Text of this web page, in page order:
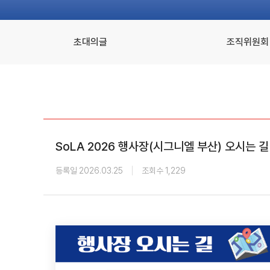
초대의글 조직위원회
SoLA 2026 행사장(시그니엘 부산) 오시는 길
등록일 2026.03.25 조회수 1,229